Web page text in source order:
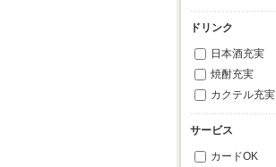
ドリンク
日本酒充実
焼酎充実
カクテル充実
サービス
カードOK